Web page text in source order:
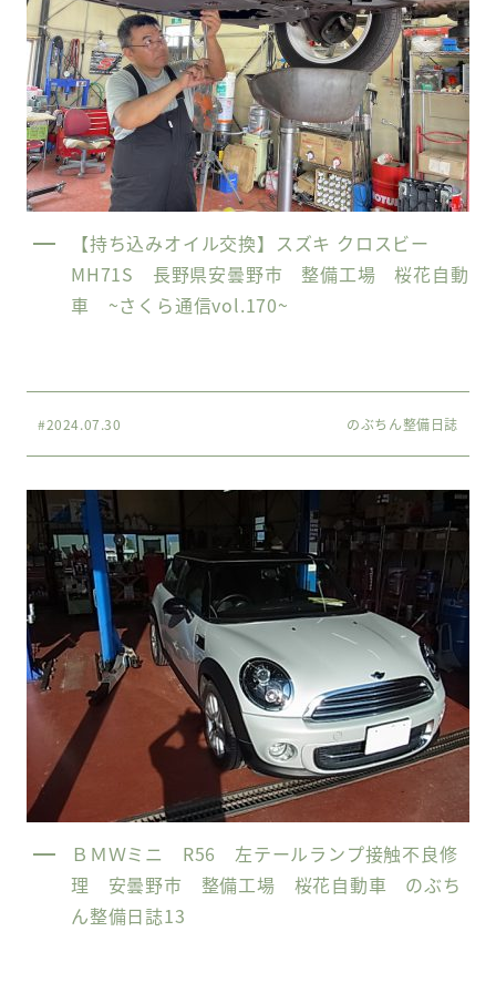
【持ち込みオイル交換】スズキ クロスビー
MH71S 長野県安曇野市 整備工場 桜花自動
車 ~さくら通信vol.170~
#2024.07.30 のぶちん整備日誌
ＢＭＷミニ R56 左テールランプ接触不良修
理 安曇野市 整備工場 桜花自動車 のぶち
ん整備日誌13